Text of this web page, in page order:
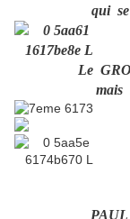
qui
Le
mais